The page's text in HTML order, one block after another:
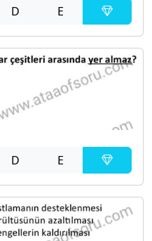
D E
D E